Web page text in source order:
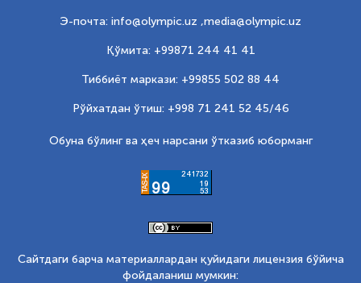
Э-почта: info@olympic.uz ,media@olympic.uz
Қўмита: +99871 244 41 41
Тиббиёт маркази: +99855 502 88 44
Рўйхатдан ўтиш: +998 71 241 52 45/46
Обуна бўлинг ва ҳеч нарсани ўтказиб юборманг
Сайтдаги барча материаллардан қуйидаги лицензия бўйича
фойдаланиш мумкин: